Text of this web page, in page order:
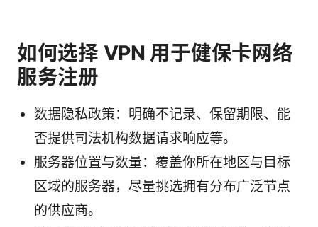
如何选择 VPN 用于健保卡网络
服务注册
数据隐私政策：明确不记录、保留期限、能
否提供司法机构数据请求响应等。
服务器位置与数量：覆盖你所在地区与目标
区域的服务器，尽量挑选拥有分布广泛节点
的供应商。